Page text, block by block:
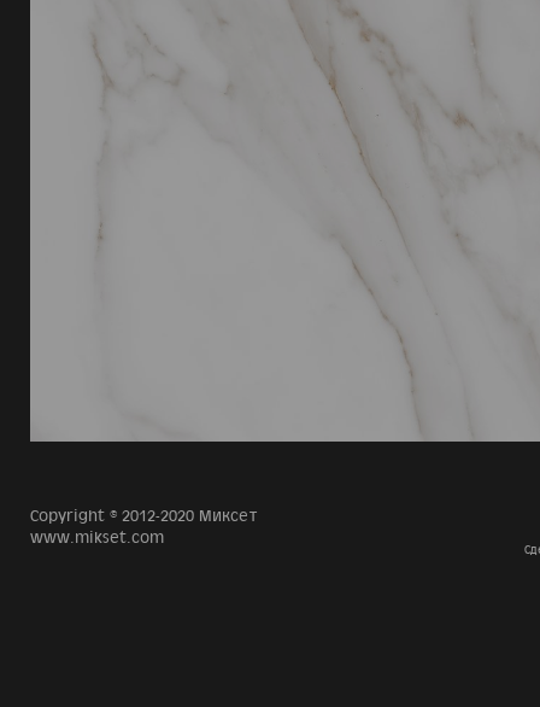
Copyright © 2012-2020 Миксет
www.mikset.com